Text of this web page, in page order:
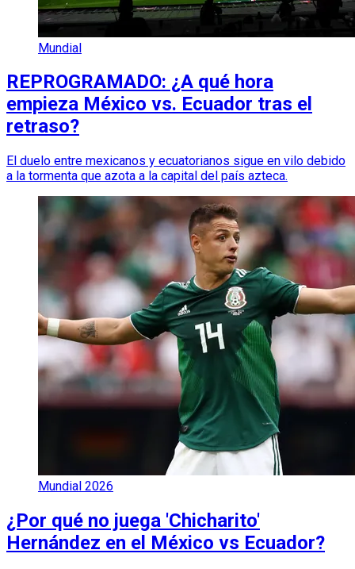
Mundial
REPROGRAMADO: ¿A qué hora
empieza México vs. Ecuador tras el
retraso?
El duelo entre mexicanos y ecuatorianos sigue en vilo debido
a la tormenta que azota a la capital del país azteca.
Mundial 2026
¿Por qué no juega 'Chicharito'
Hernández en el México vs Ecuador?